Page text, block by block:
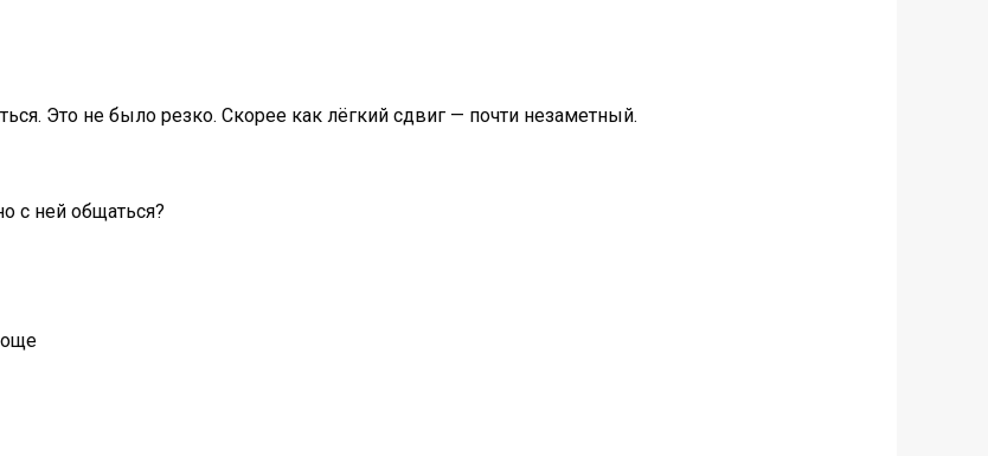
Это не было резко. Скорее как лёгкий сдвиг — почти незаметный.
с ней общаться?